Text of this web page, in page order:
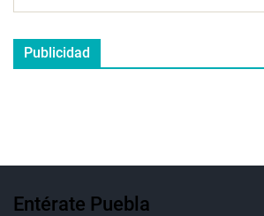
Publicidad
Entérate Puebla